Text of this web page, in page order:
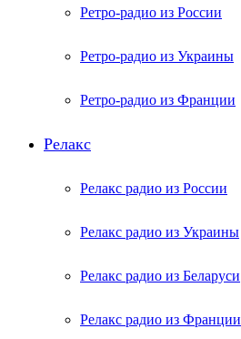
Ретро-радио из России
Ретро-радио из Украины
Ретро-радио из Франции
Релакс
Релакс радио из России
Релакс радио из Украины
Релакс радио из Беларуси
Релакс радио из Франции